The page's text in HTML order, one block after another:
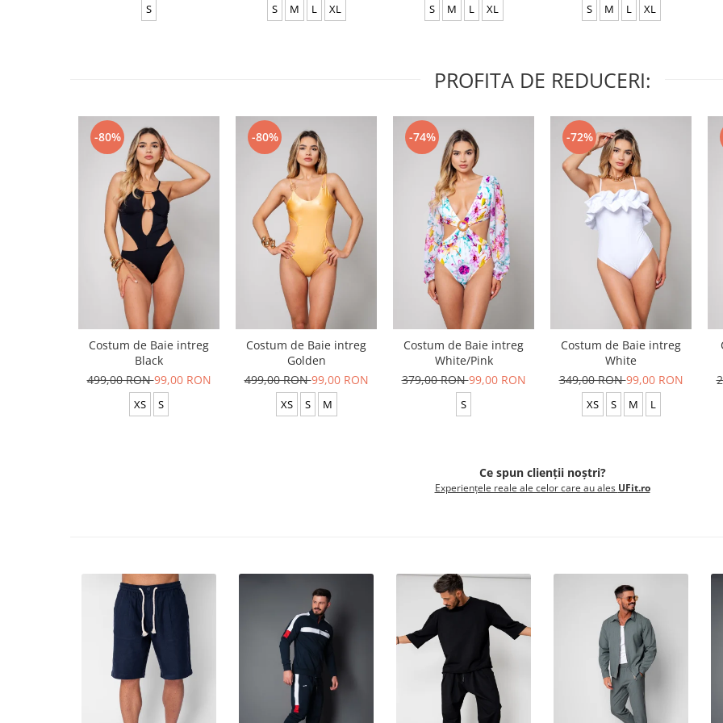
S S M L XL S M L XL S M L XL
PROFITA DE REDUCERI:
-80%
Costum de Baie intreg
Black
499,00 RON99,00 RON
XS S
-80%
Costum de Baie intreg
Golden
499,00 RON99,00 RON
XS S M
-74%
Costum de Baie intreg
White/Pink
379,00 RON99,00 RON
S
-72%
Costum de Baie intreg
White
349,00 RON99,00 RON
XS S M L
Ce spun clienții noștri?
Experiențele reale ale celor care au ales UFit.ro